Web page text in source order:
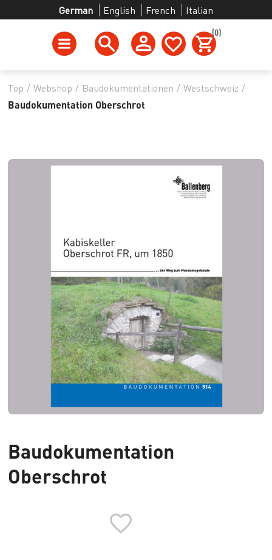
German English French Italian
(0)
Top / Webshop / Baudokumentationen / Westschweiz /
Baudokumentation Oberschrot
Baudokumentation
Oberschrot